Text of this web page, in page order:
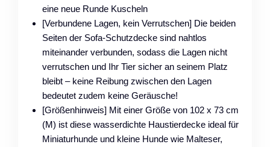
eine neue Runde Kuscheln
[Verbundene Lagen, kein Verrutschen] Die beiden
Seiten der Sofa-Schutzdecke sind nahtlos
miteinander verbunden, sodass die Lagen nicht
verrutschen und Ihr Tier sicher an seinem Platz
bleibt – keine Reibung zwischen den Lagen
bedeutet zudem keine Geräusche!
[Größenhinweis] Mit einer Größe von 102 x 73 cm
(M) ist diese wasserdichte Haustierdecke ideal für
Miniaturhunde und kleine Hunde wie Malteser,